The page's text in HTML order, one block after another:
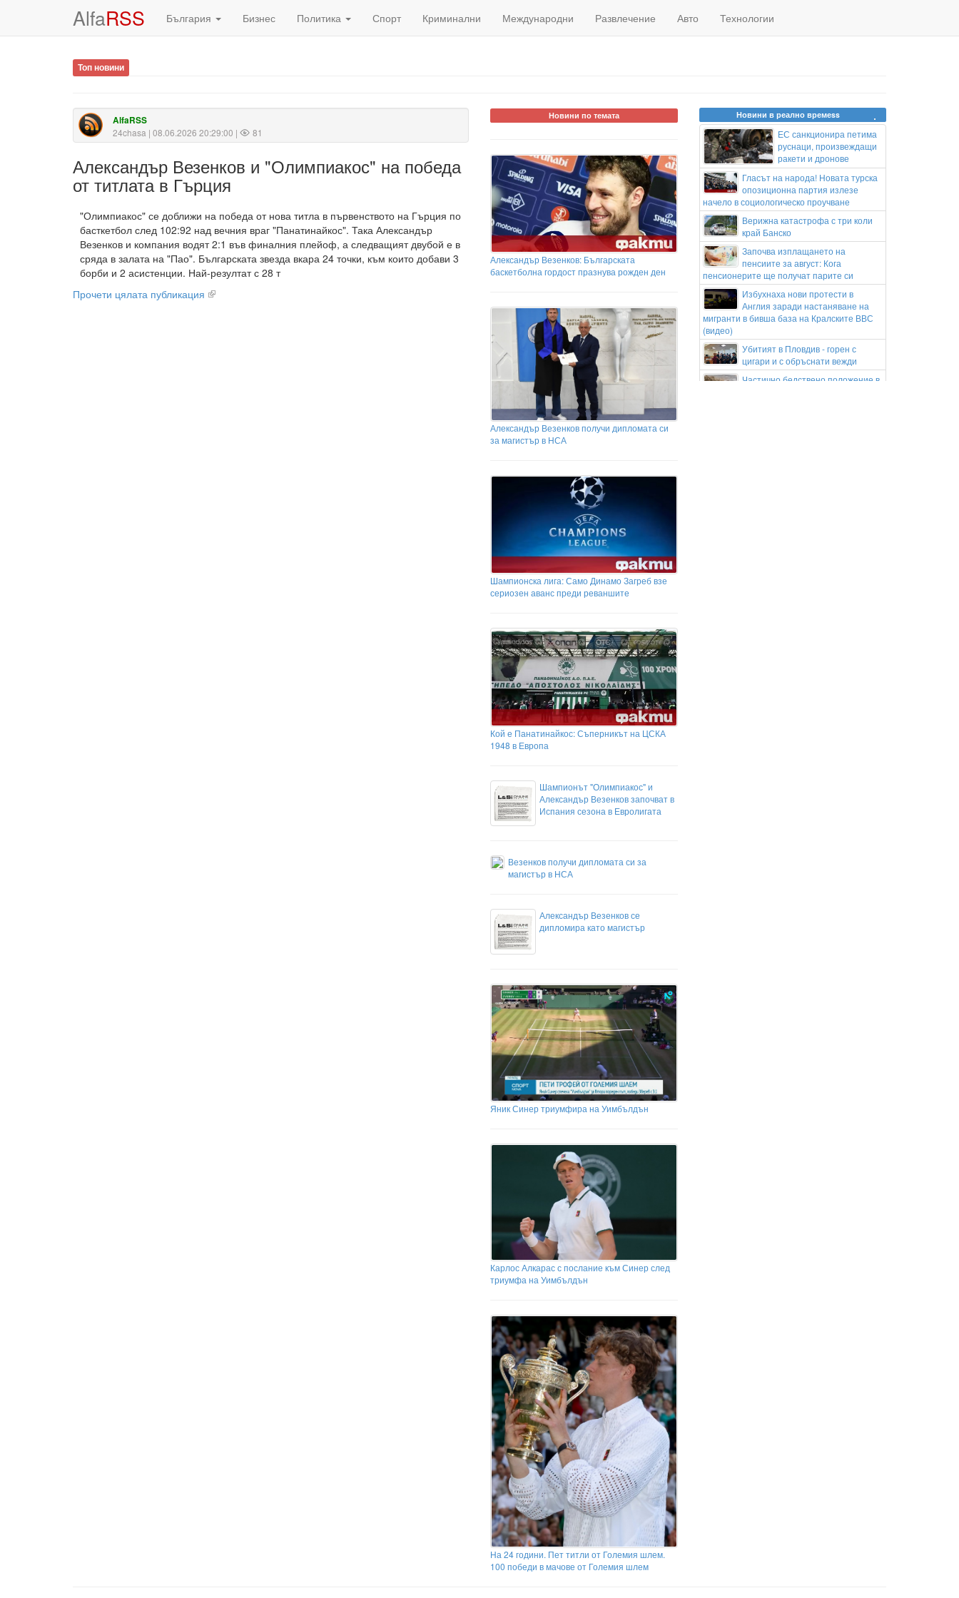
AlfaRSS България Бизнес Политика Спорт Криминални Международни Развлечение Авто Технологии
Топ новини
AlfaRSS
24chasa | 08.06.2026 20:29:00 | 81
Александър Везенков и "Олимпиакос" на победа
от титлата в Гърция
"Олимпиакос" се доближи на победа от нова титла в първенството на Гърция по
басткетбол след 102:92 над вечния враг "Панатинайкос". Така Александър
Везенков и компания водят 2:1 във финалния плейоф, а следващият двубой е в
сряда в залата на "Пао". Българската звезда вкара 24 точки, към които добави 3
борби и 2 асистенции. Най-резултат с 28 т
Прочети цялата публикация
Новини по темата
Александър Везенков: Българската
баскетболна гордост празнува рожден ден
Александър Везенков получи дипломата си
за магистър в НСА
Шампионска лига: Само Динамо Загреб взе
сериозен аванс преди реваншите
Кой е Панатинайкос: Съперникът на ЦСКА
1948 в Европа
Шампионът "Олимпиакос" и
Александър Везенков започват в
Испания сезона в Евролигата
Везенков получи дипломата си за
магистър в НСА
Александър Везенков се
дипломира като магистър
Яник Синер триумфира на Уимбълдън
Карлос Алкарас с послание към Синер след
триумфа на Уимбълдън
На 24 години. Пет титли от Големия шлем.
100 победи в мачове от Големия шлем
Новини в реално времеss
ЕС санкционира петима
руснаци, произвеждащи
ракети и дронове
Гласът на народа! Новата турска
опозиционна партия излезе
начело в социологическо проучване
Верижна катастрофа с три коли
край Банско
Започва изплащането на
пенсиите за август: Кога
пенсионерите ще получат парите си
Избухнаха нови протести в
Англия заради настаняване на
мигранти в бивша база на Кралските ВВС
(видео)
Убитият в Пловдив - горен с
цигари и с обръснати вежди
Частично бедствено положение в